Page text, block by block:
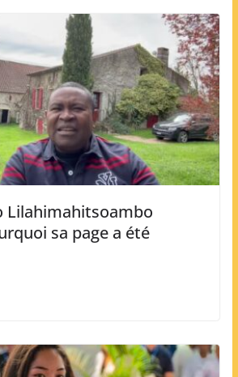
Lilahimahitsoambo
sa page a été